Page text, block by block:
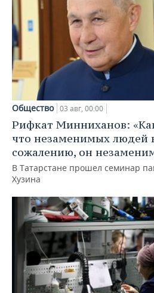
Общество 03 авг, 00:00
Рифкат Минниханов:
что незаменимых людей
сожалению, он
В Татарстане прошел семинар
Хузина